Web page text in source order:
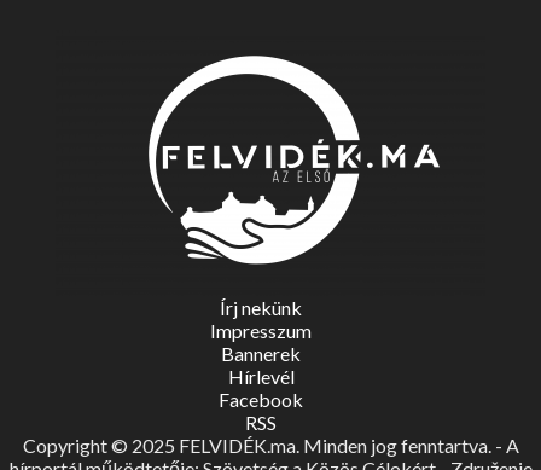
Írj nekünk
Impresszum
Bannerek
Hírlevél
Facebook
RSS
Copyright © 2025 FELVIDÉK.ma. Minden jog fenntartva. - A